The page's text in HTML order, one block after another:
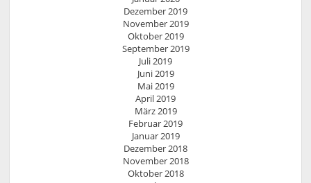
Dezember 2019
November 2019
Oktober 2019
September 2019
Juli 2019
Juni 2019
Mai 2019
April 2019
März 2019
Februar 2019
Januar 2019
Dezember 2018
November 2018
Oktober 2018